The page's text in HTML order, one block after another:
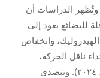
وتُظهر الدراسات أن
للبضائع يعود إلى
وانخفاض
ناقل الحركة،
والخلل الكهربائي (فحص المركبات الثقيلة، ٢٠٢٤). وتتصدى